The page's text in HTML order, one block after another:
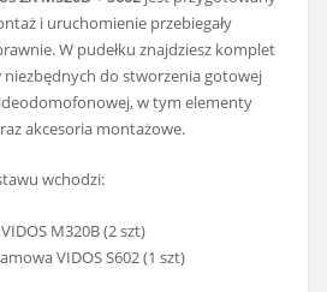
i uruchomienie przebiegały
W pudełku znajdziesz komplet
do stworzenia gotowej
w tym elementy
akcesoria montażowe.
wchodzi:
M320B (2 szt)
VIDOS S602 (1 szt)